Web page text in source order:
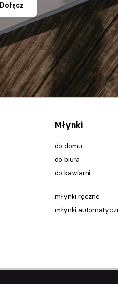
Dołącz
Młynki
do domu
do biura
do kawiarni
młynki ręczne
młynki